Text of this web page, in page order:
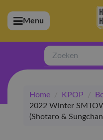
(Artiesten)
(Merchandise)
(Exclusive)
(Winkel)
Menu
Zoeken
Home / KPOP /
2022 Winter
(Shotaro &